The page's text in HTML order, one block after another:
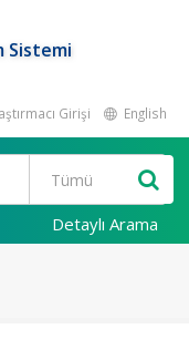
Sistemi
Girişi English
Detaylı Arama